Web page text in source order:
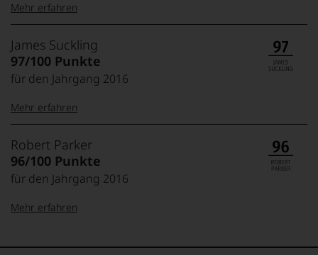
99–100 Punkte:
95–98 Punkte:
85–89 Punkte:
Tesdorpf
Der
Name
Tesdorpf
für
»Fine
Wine«,
für
die
edlen
der
Welt,
kaum
Mehr erfahren
James Suckling
97/100 Punkte
für den Jahrgang 2016
100-95 Punkte:
90 Punkte und
Punkte:
James
Suckling
Der
Amerikaner
Suckling,
zählt
Mehr erfahren
Robert Parker
96/100 Punkte
für den Jahrgang 2016
Mehr erfahren